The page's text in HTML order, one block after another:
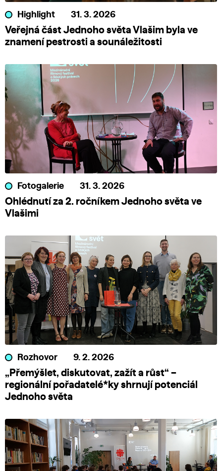
Highlight 31. 3. 2026
Veřejná část Jednoho světa Vlašim byla ve
znamení pestrosti a sounáležitosti
Fotogalerie 31. 3. 2026
Ohlédnutí za 2. ročníkem Jednoho světa ve
Vlašimi
Rozhovor 9. 2. 2026
„Přemýšlet, diskutovat, zažít a růst“ –
regionální pořadatelé*ky shrnují potenciál
Jednoho světa